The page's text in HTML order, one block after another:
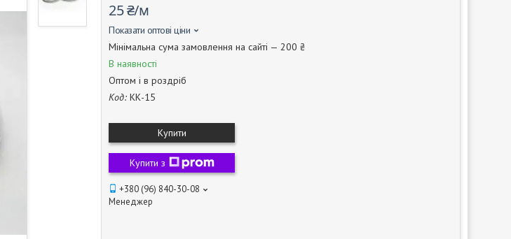
25 ₴/м
Показати оптові ціни
Мінімальна сума замовлення на сайті — 200 ₴
В наявності
Оптом і в роздріб
Код: КК-15
Купити
Купити з
+380 (96) 840-30-08
Менеджер